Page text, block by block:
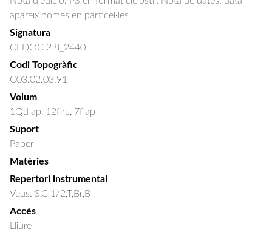
apareix només en particel·les
Signatura
CEDOC 2.8_2440
Codi Topogràfic
C03.02.03.91
Volum
1Qd ap, 12f rc, 7f ap
Suport
Paper
Matèries
Repertori instrumental
Veus: S,C 1/2,T,Br,B
Accés
Lliure